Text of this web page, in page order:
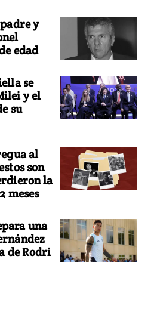
y
edad
se
y el
su
al
son
la
meses
una
de Rodri